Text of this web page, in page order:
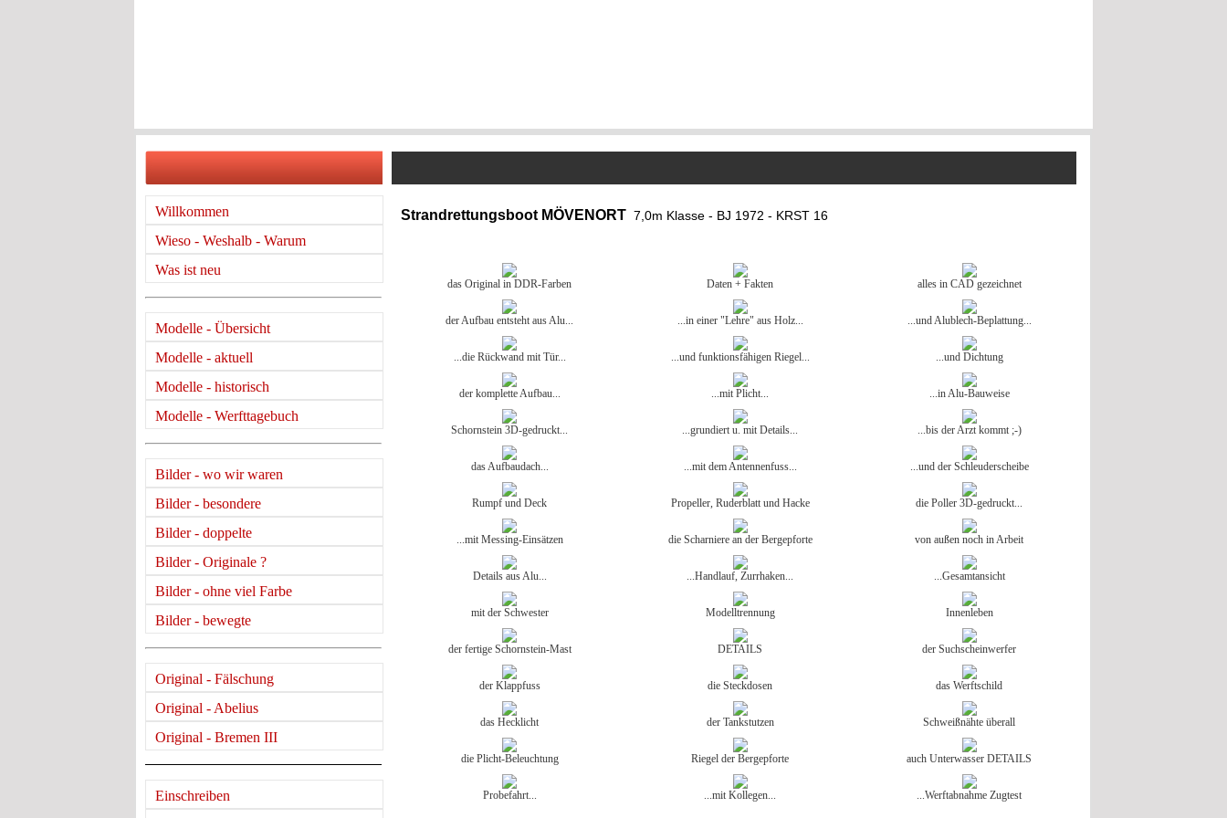
Willkommen
Wieso - Weshalb - Warum
Was ist neu
Modelle - Übersicht
Modelle - aktuell
Modelle - historisch
Modelle - Werfttagebuch
Bilder - wo wir waren
Bilder - besondere
Bilder - doppelte
Bilder - Originale ?
Bilder - ohne viel Farbe
Bilder - bewegte
Original - Fälschung
Original - Abelius
Original - Bremen III
Einschreiben
Strandrettungsboot MÖVENORT 7,0m Klasse - BJ 1972 - KRST 16
das Original in DDR-Farben Daten + Fakten alles in CAD gezeichnet
der Aufbau entsteht aus Alu... ...in einer "Lehre" aus Holz... ...und Alublech-Beplattung...
...die Rückwand mit Tür... ...und funktionsfähigen Riegel... ...und Dichtung
der komplette Aufbau... ...mit Plicht... ...in Alu-Bauweise
Schornstein 3D-gedruckt... ...grundiert u. mit Details... ...bis der Arzt kommt ;-)
das Aufbaudach... ...mit dem Antennenfuss... ...und der Schleuderscheibe
Rumpf und Deck Propeller, Ruderblatt und Hacke die Poller 3D-gedruckt...
...mit Messing-Einsätzen die Scharniere an der Bergepforte von außen noch in Arbeit
Details aus Alu... ...Handlauf, Zurrhaken... ...Gesamtansicht
mit der Schwester Modelltrennung Innenleben
der fertige Schornstein-Mast DETAILS der Suchscheinwerfer
der Klappfuss die Steckdosen das Werftschild
das Hecklicht der Tankstutzen Schweißnähte überall
die Plicht-Beleuchtung Riegel der Bergepforte auch Unterwasser DETAILS
Probefahrt... ...mit Kollegen... ...Werftabnahme Zugtest